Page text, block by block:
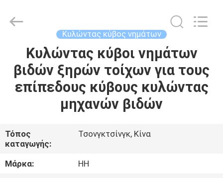
ΣΠΊΤΙ
ΠΡΟΪΌΝΤΑ
ΠΕΡΊΠΟΥ
ΕΜΕΊΣ
Κυλώντας κύβος νημάτων
Κυλώντας κύβοι νημάτων
βιδών ξηρών τοίχων για τους
επίπεδους κύβους κυλώντας
μηχανών βιδών
Τόπος
καταγωγής:
Τσονγκτσίνγκ, Κίνα
Μάρκα:
HH